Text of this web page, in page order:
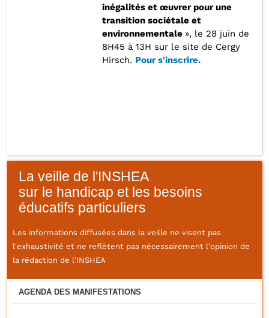
inégalités et œuvrer pour une
transition sociétale et
environnementale », le 28 juin de
8H45 à 13H sur le site de Cergy
Hirsch. Pour s'inscrire.
La veille de l'INSHEA
sur le handicap et les besoins
éducatifs particuliers
Les informations diffusées dans la veille ne visent pas
l'exhaustivité et ne reflètent pas nécessairement l'opinion de
la rédaction de l'INSHEA
AGENDA DES MANIFESTATIONS